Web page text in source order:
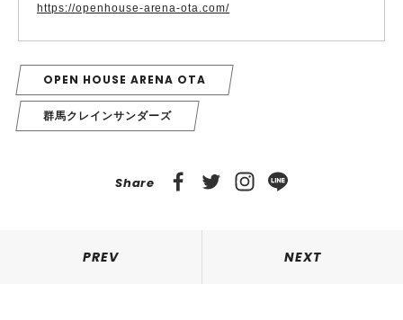
https://openhouse-arena-ota.com/
OPEN HOUSE ARENA OTA
群馬クレインサンダーズ
Share
PREV NEXT